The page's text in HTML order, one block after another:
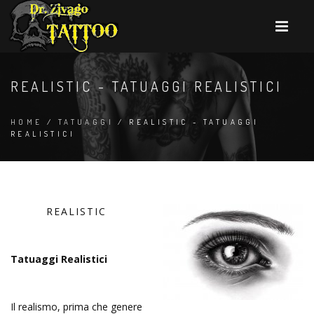
REALISTIC - TATUAGGI REALISTICI
HOME / TATUAGGI
/ REALISTIC - TATUAGGI
REALISTICI
REALISTIC
Tatuaggi Realistici
Il realismo, prima che genere